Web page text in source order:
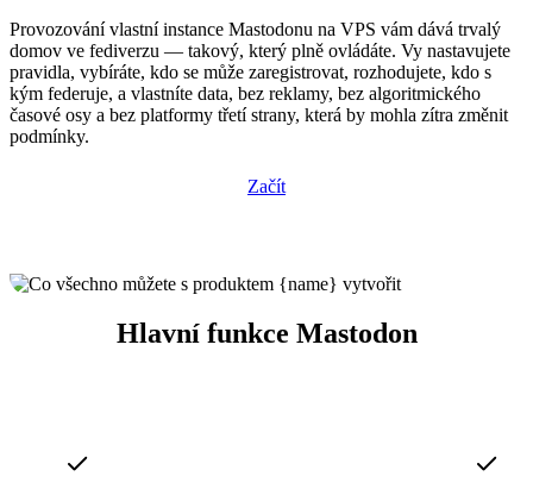
Provozování vlastní instance Mastodonu na VPS vám dává trvalý
domov ve fediverzu — takový, který plně ovládáte. Vy nastavujete
pravidla, vybíráte, kdo se může zaregistrovat, rozhodujete, kdo s
kým federuje, a vlastníte data, bez reklamy, bez algoritmického
časové osy a bez platformy třetí strany, která by mohla zítra změnit
podmínky.
Začít
Hlavní funkce Mastodon